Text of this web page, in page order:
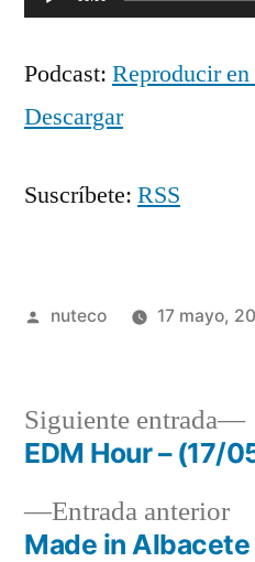
audio
Podcast: Reproducir
Descargar
Suscríbete: RSS
Publicada
nuteco 17 mayo,
Navegación
deEntrada anterior
Made in
Siguiente entrada
EDM Hour – (17/